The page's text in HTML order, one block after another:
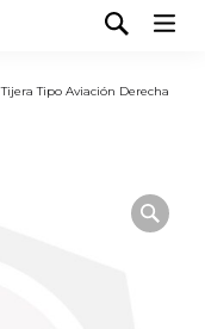
Tijera Tipo Aviación Derecha